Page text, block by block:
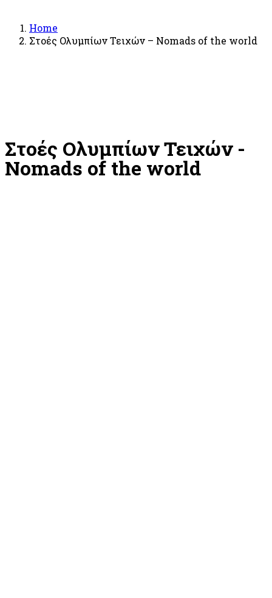
Home
Στοές Ολυμπίων Τειχών – Nomads of the world
Στοές Ολυμπίων Τειχών -
Nomads of the world